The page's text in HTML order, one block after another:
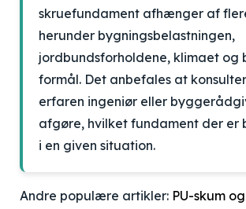
skruefundament afhænger af
herunder bygningsbelastningen,
jordbundsforholdene, klimaet og
formål. Det anbefales at
erfaren ingeniør eller
afgøre, hvilket fundament der er
i en given situation.
Andre populære artikler: PU-skum